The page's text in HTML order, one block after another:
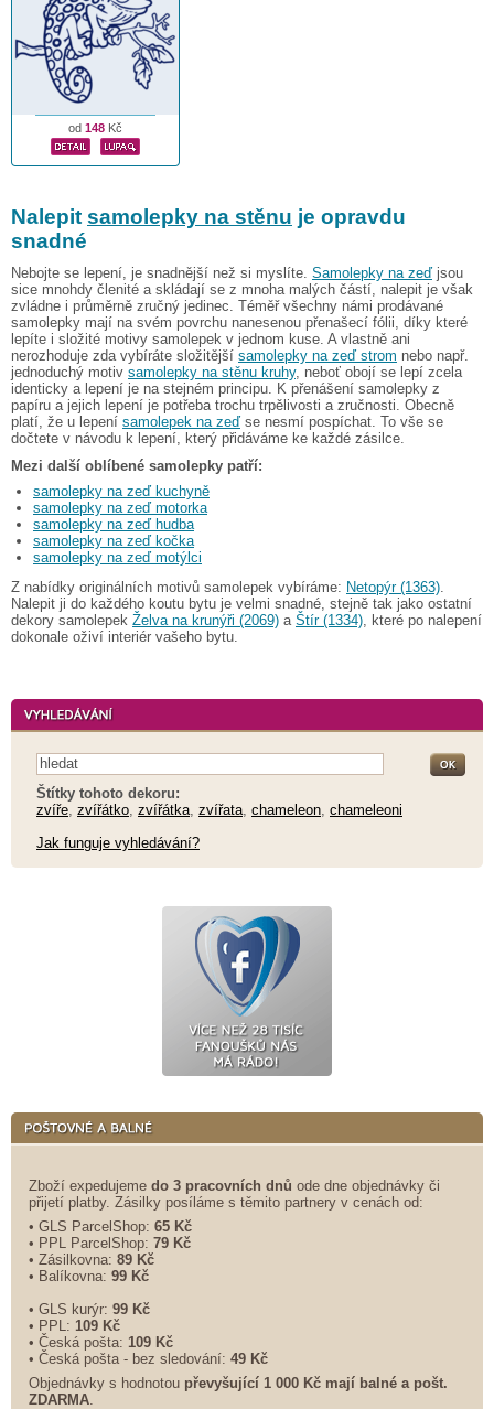
od 148 Kč
Nalepit samolepky na stěnu je opravdu
snadné
Nebojte se lepení, je snadnější než si myslíte. Samolepky na zeďjsou
sice mnohdy členité a skládají se z mnoha malých částí, nalepit je však
zvládne i průměrně zručný jedinec. Téměř všechny námi prodávané
samolepky mají na svém povrchu nanesenou přenašecí fólii, díky které
lepíte i složité motivy samolepek v jednom kuse. A vlastně ani
nerozhoduje zda vybíráte složitější samolepky na zeď strom nebo např.
jednoduchý motiv samolepky na stěnu kruhy, neboť obojí se lepí zcela
identicky a lepení je na stejném principu. K přenášení samolepky z
papíru a jejich lepení je potřeba trochu trpělivosti a zručnosti. Obecně
platí, že u lepení samolepek na zeďse nesmí pospíchat. To vše se
dočtete v návodu k lepení, který přidáváme ke každé zásilce.
Mezi další oblíbené samolepky patří:
samolepky na zeď kuchyně
samolepky na zeď motorka
samolepky na zeď hudba
samolepky na zeď kočka
samolepky na zeď motýlci
Z nabídky originálních motivů samolepek vybíráme: Netopýr (1363)
Nalepit ji do každého koutu bytu je velmi snadné, stejně tak jako ostatní
dekory samolepek Želva na krunýři (2069) a Štír (1334) , které po nalepení
dokonale oživí interiér vašeho bytu.
Štítky tohoto dekoru:
zvíře zvířátko zvířátka zvířata chameleon chameleoni
Jak funguje vyhledávání?
Zboží expedujeme do 3 pracovních dnů ode dne objednávky či
přijetí platby. Zásilky posíláme s těmito partnery v cenách od:
• GLS ParcelShop: 65 Kč
• PPL ParcelShop: 79 Kč
• Zásilkovna: 89 Kč
• Balíkovna: 99 Kč
• GLS kurýr: 99 Kč
• PPL: 109 Kč
• Česká pošta: 109 Kč
• Česká pošta - bez sledování: 49 Kč
Objednávky s hodnotou převyšující 1 000 Kč mají balné a pošt.
ZDARMA